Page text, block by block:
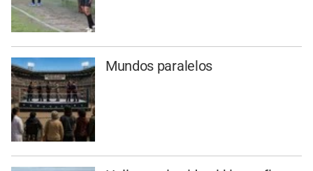
Mundos paralelos